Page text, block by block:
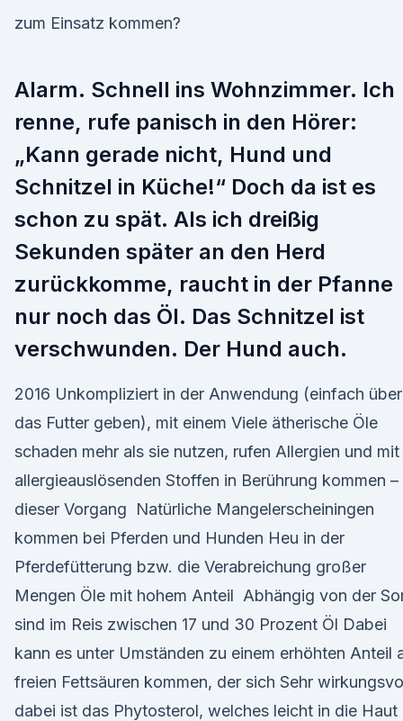
zum Einsatz kommen?
Alarm. Schnell ins Wohnzimmer. Ich
renne, rufe panisch in den Hörer:
„Kann gerade nicht, Hund und
Schnitzel in Küche!“ Doch da ist es
schon zu spät. Als ich dreißig
Sekunden später an den Herd
zurückkomme, raucht in der Pfanne
nur noch das Öl. Das Schnitzel ist
verschwunden. Der Hund auch.
2016 Unkompliziert in der Anwendung (einfach über
das Futter geben), mit einem Viele ätherische Öle
schaden mehr als sie nutzen, rufen Allergien und mit
allergieauslösenden Stoffen in Berührung kommen –
dieser Vorgang Natürliche Mangelerscheiningen
kommen bei Pferden und Hunden Heu in der
Pferdefütterung bzw. die Verabreichung großer
Mengen Öle mit hohem Anteil Abhängig von der
sind im Reis zwischen 17 und 30 Prozent Öl Dabei
kann es unter Umständen zu einem erhöhten Anteil
freien Fettsäuren kommen, der sich Sehr
dabei ist das Phytosterol, welches leicht in die Haut